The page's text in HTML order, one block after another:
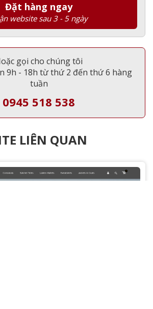
Đặt hàng ngay
website sau 3 - 5 ngày
gọi cho chúng tôi
9h - 18h từ thứ 2 đến thứ 6 hàng
tuần
0945 518 538
LIÊN QUAN